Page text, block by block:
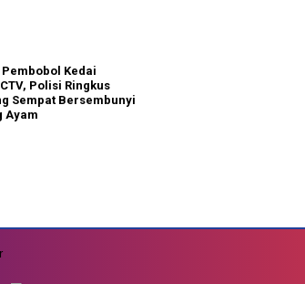
Kedai
Polisi Ringkus
Sempat Bersembunyi
Ayam